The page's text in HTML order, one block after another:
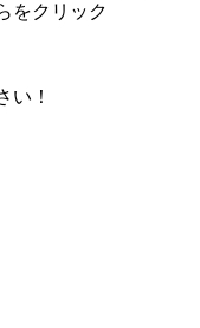
をクリック
い！